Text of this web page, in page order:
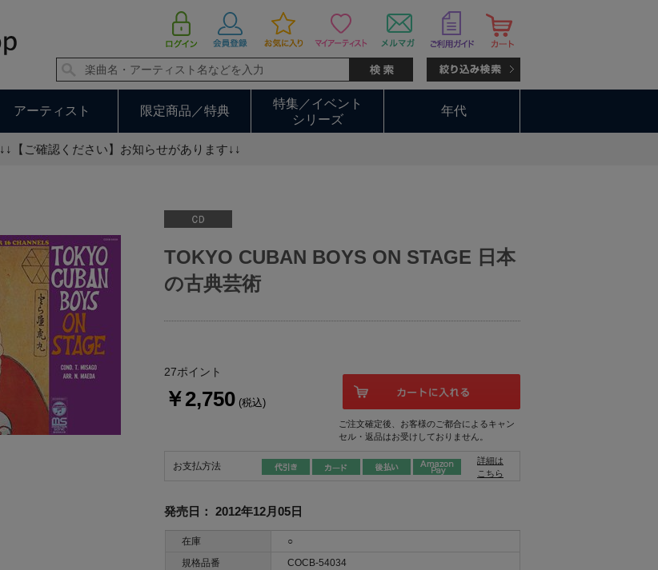
アーティスト 限定商品／特典
特集／イベント
シリーズ
年代
↓↓【ご確認ください】お知らせがあります↓↓
TOKYO CUBAN BOYS ON STAGE 日本
の古典芸術
27ポイント
￥2,750 (税込)
ご注文確定後、お客様のご都合によるキャン
セル・返品はお受けしておりません。
お支払方法
詳細は
こちら
発売日： 2012年12月05日
在庫
○
規格品番
COCB-54034